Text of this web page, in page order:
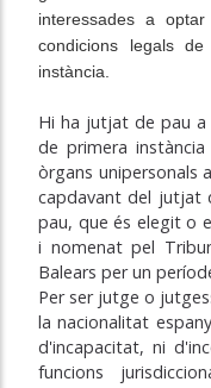
interessades a
condicions legals
instància.
Hi ha jutjat de pau
de primera
òrgans unipersonals
capdavant del jutjat
pau, que és elegit o
i nomenat pel
Balears per un
Per ser jutge o
la nacionalitat
d'incapacitat, ni
funcions